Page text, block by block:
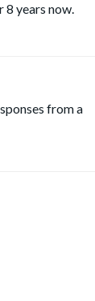
8 years now.
from a